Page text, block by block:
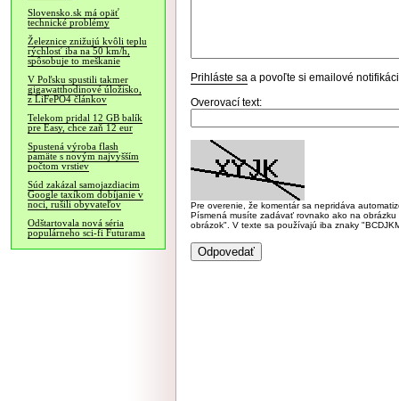
Slovensko.sk má opäť
technické problémy
Železnice znižujú kvôli teplu
rýchlosť iba na 50 km/h,
spôsobuje to meškanie
V Poľsku spustili takmer
gigawatthodinové úložisko,
z LiFePO4 článkov
Telekom pridal 12 GB balík
pre Easy, chce zaň 12 eur
Spustená výroba flash
pamäte s novým najvyšším
počtom vrstiev
Súd zakázal samojazdiacim
Google taxíkom dobíjanie v
noci, rušili obyvateľov
Odštartovala nová séria
populárneho sci-fi Futurama
Prihláste sa a povoľte si emailové
Overovací text:
Pre overenie, že komentár sa nepridáva
Písmená musíte zadávať rovnako ako na
obrázok". V texte sa používajú iba znaky